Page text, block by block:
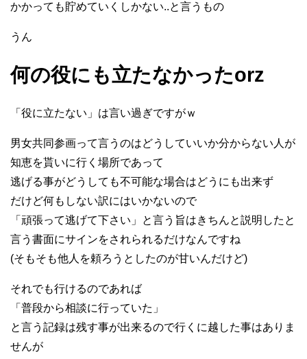
かかっても貯めていくしかない..と言うもの
うん
何の役にも立たなかったorz
「役に立たない」は言い過ぎですがｗ
男女共同参画って言うのはどうしていいか分からない人が
知恵を貰いに行く場所であって
逃げる事がどうしても不可能な場合はどうにも出来ず
だけど何もしない訳にはいかないので
「頑張って逃げて下さい」と言う旨はきちんと説明したと
言う書面にサインをされられるだけなんですね
(そもそも他人を頼ろうとしたのが甘いんだけど)
それでも行けるのであれば
「普段から相談に行っていた」
と言う記録は残す事が出来るので行くに越した事はありま
せんが